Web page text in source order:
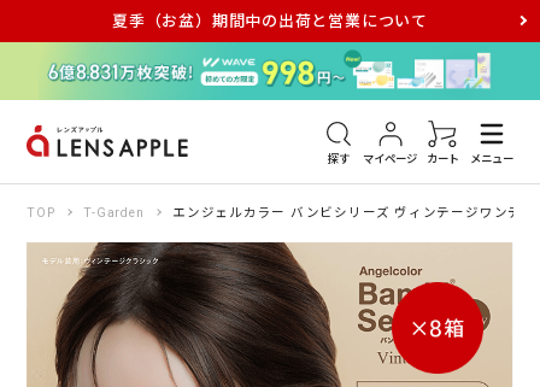
夏季（お盆）期間中の出荷と営業について
探す マイページ カート メニュー
アキュビュー メダリスト メガネ
TOP T-Garden エンジェルカラー バンビシリーズ ヴィンテージワンデ